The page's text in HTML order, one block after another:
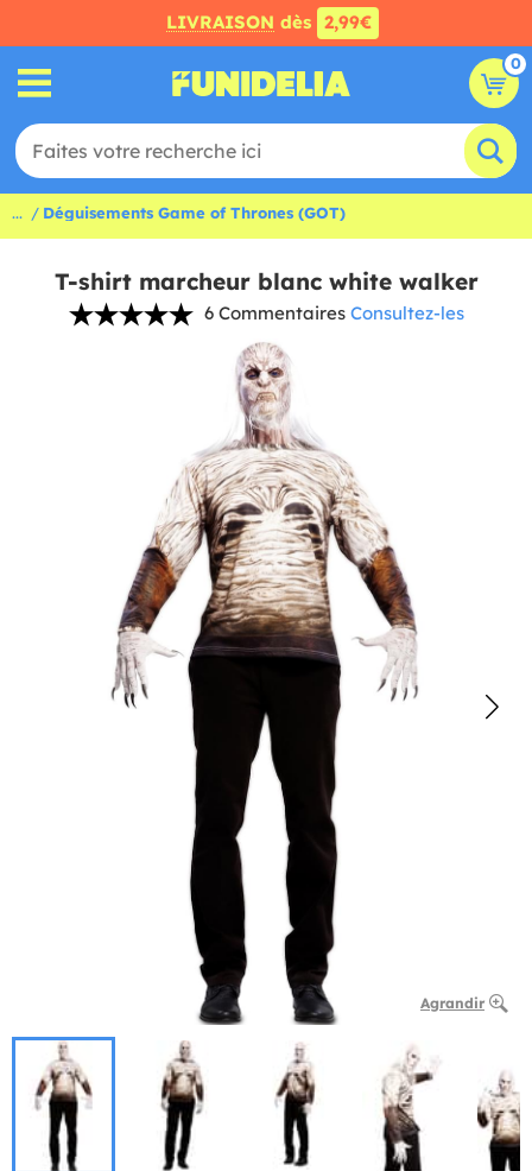
LIVRAISON dès 2,99€
0
... Déguisements Game of Thrones (GOT)
T-shirt marcheur blanc white walker
6 Commentaires Consultez-les
Agrandir